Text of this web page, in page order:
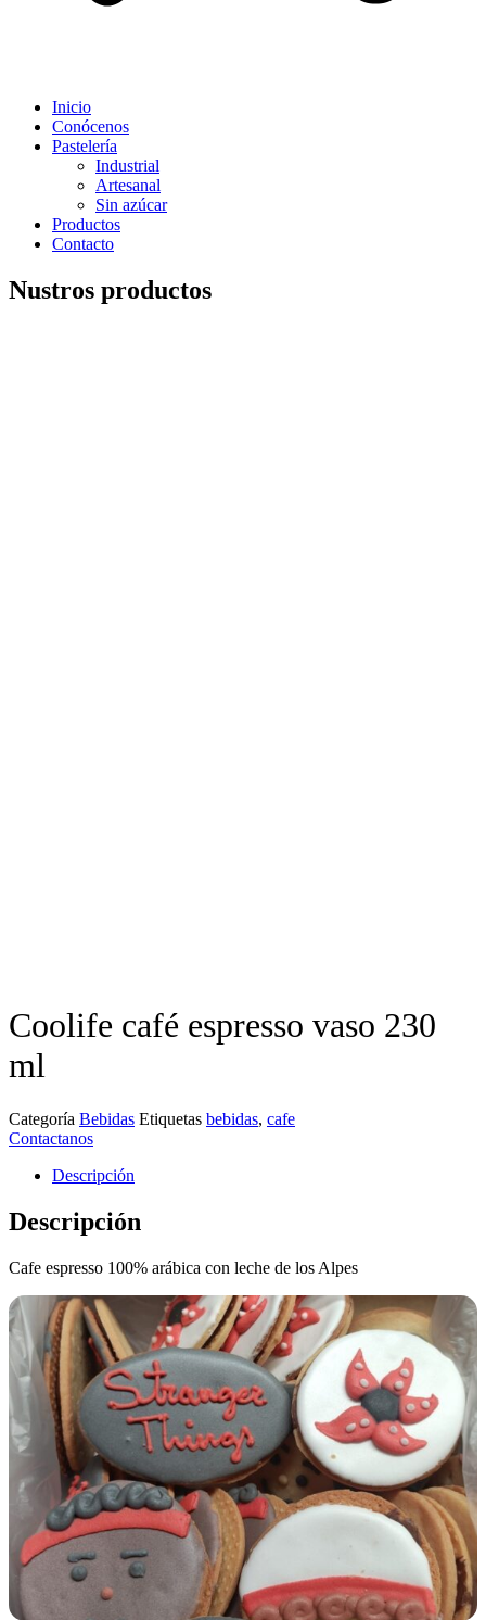
Inicio
Conócenos
Pastelería
Industrial
Artesanal
Sin azúcar
Productos
Contacto
Nustros productos
Coolife café espresso vaso 230
ml
Categoría Bebidas Etiquetas bebidas, cafe
Contactanos
Descripción
Descripción
Cafe espresso 100% arábica con leche de los Alpes